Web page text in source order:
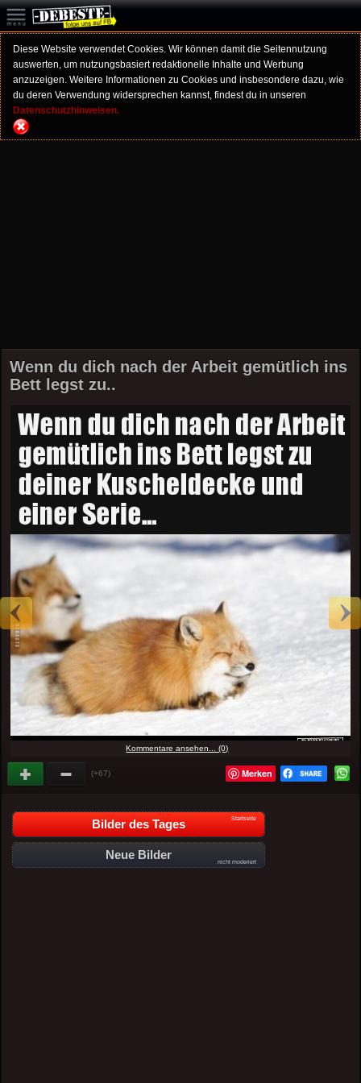
Diese Website verwendet Cookies. Wir können damit die Seitennutzung
auswerten, um nutzungsbasiert redaktionelle Inhalte und Werbung
anzuzeigen. Weitere Informationen zu Cookies und insbesondere dazu, wie
du deren Verwendung widersprechen kannst, findest du in unseren
Datenschutzhinweisen.
Wenn du dich nach der Arbeit gemütlich ins
Bett legst zu..
Kommentare ansehen... (0)
(+67) Merken
Bilder des Tages Startseite
Neue Bilder
nicht moderiert